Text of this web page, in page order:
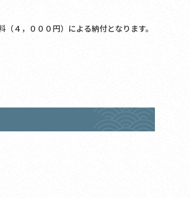
４，０００円）による納付となります。